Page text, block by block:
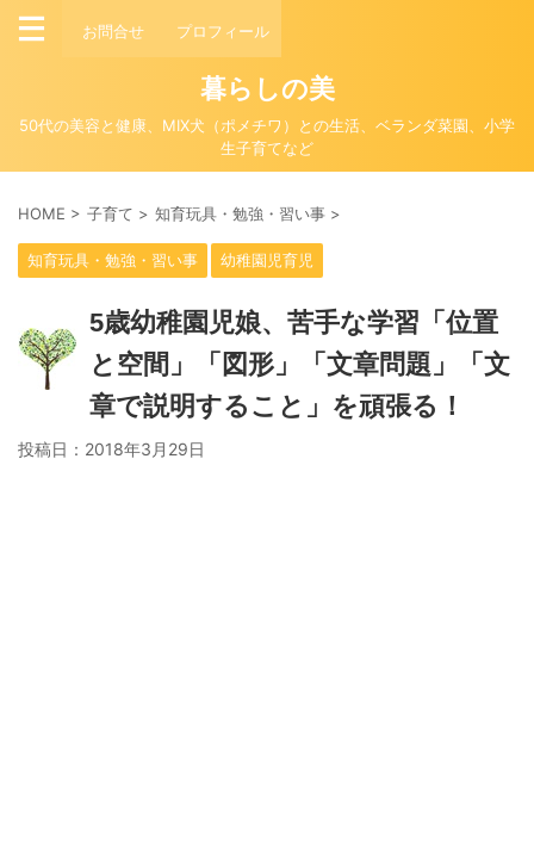
お問合せ プロフィール
暮らしの美
50代の美容と健康、MIX犬（ポメチワ）との生活、ベランダ菜園、小学
生子育てなど
HOME > 子育て > 知育玩具・勉強・習い事 >
知育玩具・勉強・習い事 幼稚園児育児
5歳幼稚園児娘、苦手な学習「位置
と空間」「図形」「文章問題」「文
章で説明すること」を頑張る！
投稿日： 2018年3月29日